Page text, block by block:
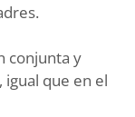
conjunta y
que en el